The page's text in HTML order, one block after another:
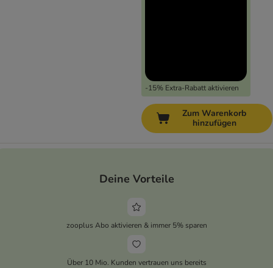
-15% Extra-Rabatt aktivieren
Zum Warenkorb
hinzufügen
Deine Vorteile
zooplus Abo aktivieren & immer 5% sparen
Über 10 Mio. Kunden vertrauen uns bereits